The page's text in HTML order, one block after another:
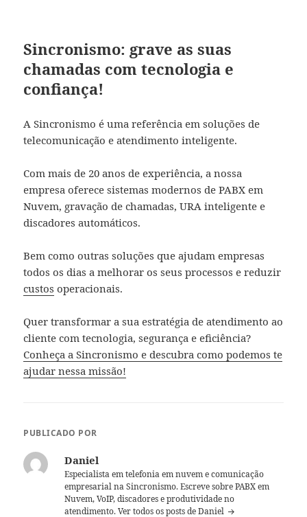
Sincronismo: grave as suas
chamadas com tecnologia e
confiança!
A Sincronismo é uma referência em soluções de
telecomunicação e atendimento inteligente.
Com mais de 20 anos de experiência, a nossa
empresa oferece sistemas modernos de PABX em
Nuvem, gravação de chamadas, URA inteligente e
discadores automáticos.
Bem como outras soluções que ajudam empresas
todos os dias a melhorar os seus processos e reduzir
custos operacionais.
Quer transformar a sua estratégia de atendimento ao
cliente com tecnologia, segurança e eficiência?
Conheça a Sincronismo e descubra como podemos te
ajudar nessa missão!
PUBLICADO POR
Daniel
Especialista em telefonia em nuvem e comunicação
empresarial na Sincronismo. Escreve sobre PABX em
Nuvem, VoIP, discadores e produtividade no
atendimento.Ver todos os posts de Daniel